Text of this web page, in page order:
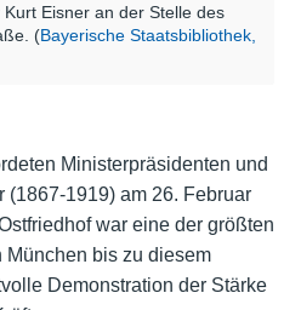
Eisner an der Stelle des
(Bayerische Staatsbibliothek,
Ministerpräsidenten und
(1867-1919) am 26. Februar
war eine der größten
bis zu diesem
Demonstration der Stärke